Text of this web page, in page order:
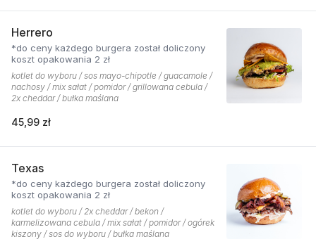
Herrero
*do ceny każdego burgera został doliczony
koszt opakowania 2 zł
kotlet do wyboru / sos mayo-chipotle / guacamole /
nachosy / mix sałat / pomidor / grillowana cebula /
2x cheddar / bułka maślana
45,99 zł
Texas
*do ceny każdego burgera został doliczony
koszt opakowania 2 zł
kotlet do wyboru / 2x cheddar / bekon /
karmelizowana cebula / mix sałat / pomidor / ogórek
kiszony / sos do wyboru / bułka maślana